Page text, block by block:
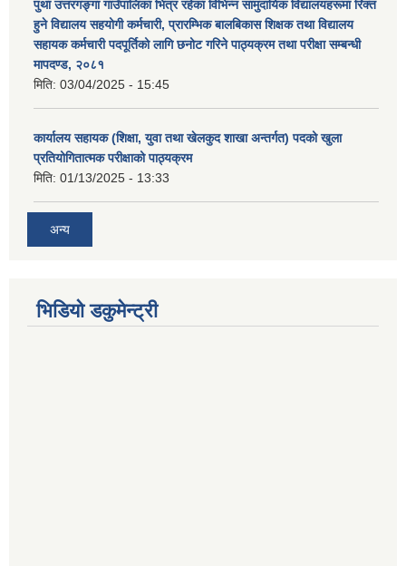
पुथा उत्तरगङ्गा गाउँपालिका भित्र रहेका विभिन्न सामुदायिक विद्यालयहरूमा रिक्त
हुने विद्यालय सहयोगी कर्मचारी, प्रारम्भिक बालबिकास शिक्षक तथा विद्यालय
सहायक कर्मचारी पदपूर्तिको लागि छनोट गरिने पाठ्यक्रम तथा परीक्षा सम्बन्धी
मापदण्ड, २०८१
मिति: 03/04/2025 - 15:45
कार्यालय सहायक (शिक्षा, युवा तथा खेलकुद शाखा अन्तर्गत) पदको खुला
प्रतियोगितात्मक परीक्षाको पाठ्यक्रम
मिति: 01/13/2025 - 13:33
अन्य
भिडियो डकुमेन्ट्री